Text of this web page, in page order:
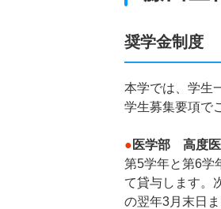
奨学金制度
本学では、学生
学生募集要項で
● 医学部 高度医
第5学年と第6学
て貸与します。
の翌年3月末日